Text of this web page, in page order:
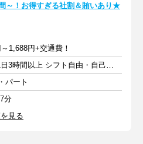
～！お得すぎる社割＆賄いあり★
1,688円+交通費！
週1日以上 1日3時間以上 シフト自由・自己申告
パート
分
見る